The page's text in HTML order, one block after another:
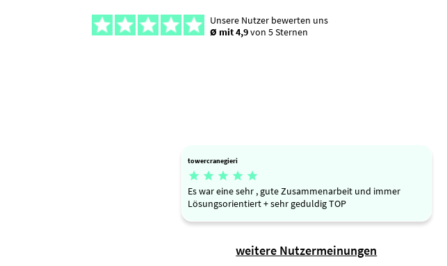
Unsere Nutzer bewerten uns
Ø mit 4,9von 5 Sternen
towercranegieri
    
Es war eine sehr , gute Zusammenarbeit und immer
Lösungsorientiert + sehr geduldig TOP
weitere Nutzermeinungen